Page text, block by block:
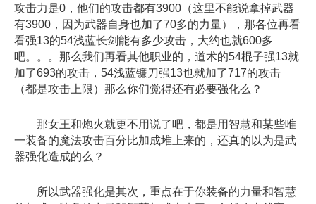
攻击力是0，他们的攻击都有3900（这里不能说拿掉武器
有3900，因为武器自身也加了70多的力量），那各位再看
看强13的54浅蓝长剑能有多少攻击，大约也就600多
吧。。。那么我们再看其他职业的，道术的54棍子强13就
加了693的攻击，54浅蓝镰刀强13也就加了717的攻击
（都是攻击上限）那么你们觉得还有必要强化么？
那女王和炮火就更不用说了吧，都是用智慧和某些唯
一装备的魔法攻击百分比加成堆上来的，还真的以为是武
器强化造成的么？
所以武器强化是其次，重点在于你装备的力量和智慧